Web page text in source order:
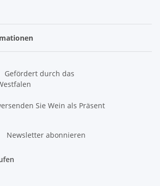
Gefördert durch das
Sie Wein als Präsent
Newsletter abonnieren